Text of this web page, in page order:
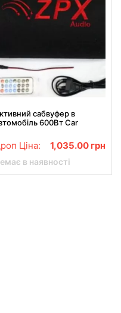
сабвуфер в
600Вт Car
Ціна: 1,035.00 грн
в наявності